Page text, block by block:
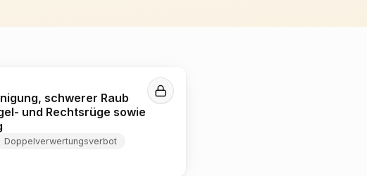
schwerer Raub
und Rechtsrüge sowie
Doppelverwertungsverbot